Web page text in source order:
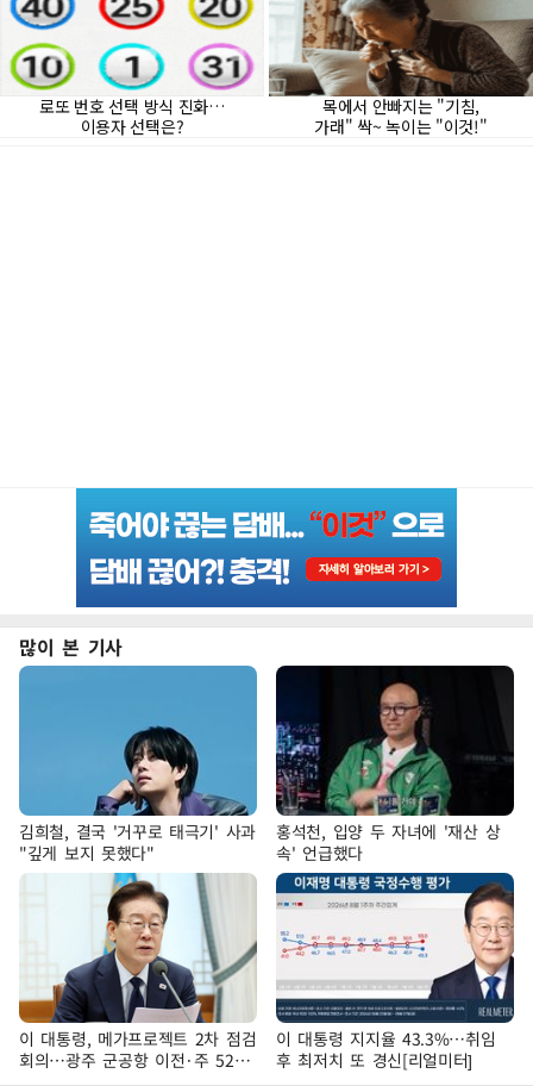
많이 본 기사
김희철, 결국 '거꾸로 태극기' 사과
"깊게 보지 못했다"
홍석천, 입양 두 자녀에 '재산 상
속' 언급했다
이 대통령, 메가프로젝트 2차 점검
회의…광주 군공항 이전·주 52시
간 예외 등 논의
이 대통령 지지율 43.3%…취임
후 최저치 또 경신[리얼미터]